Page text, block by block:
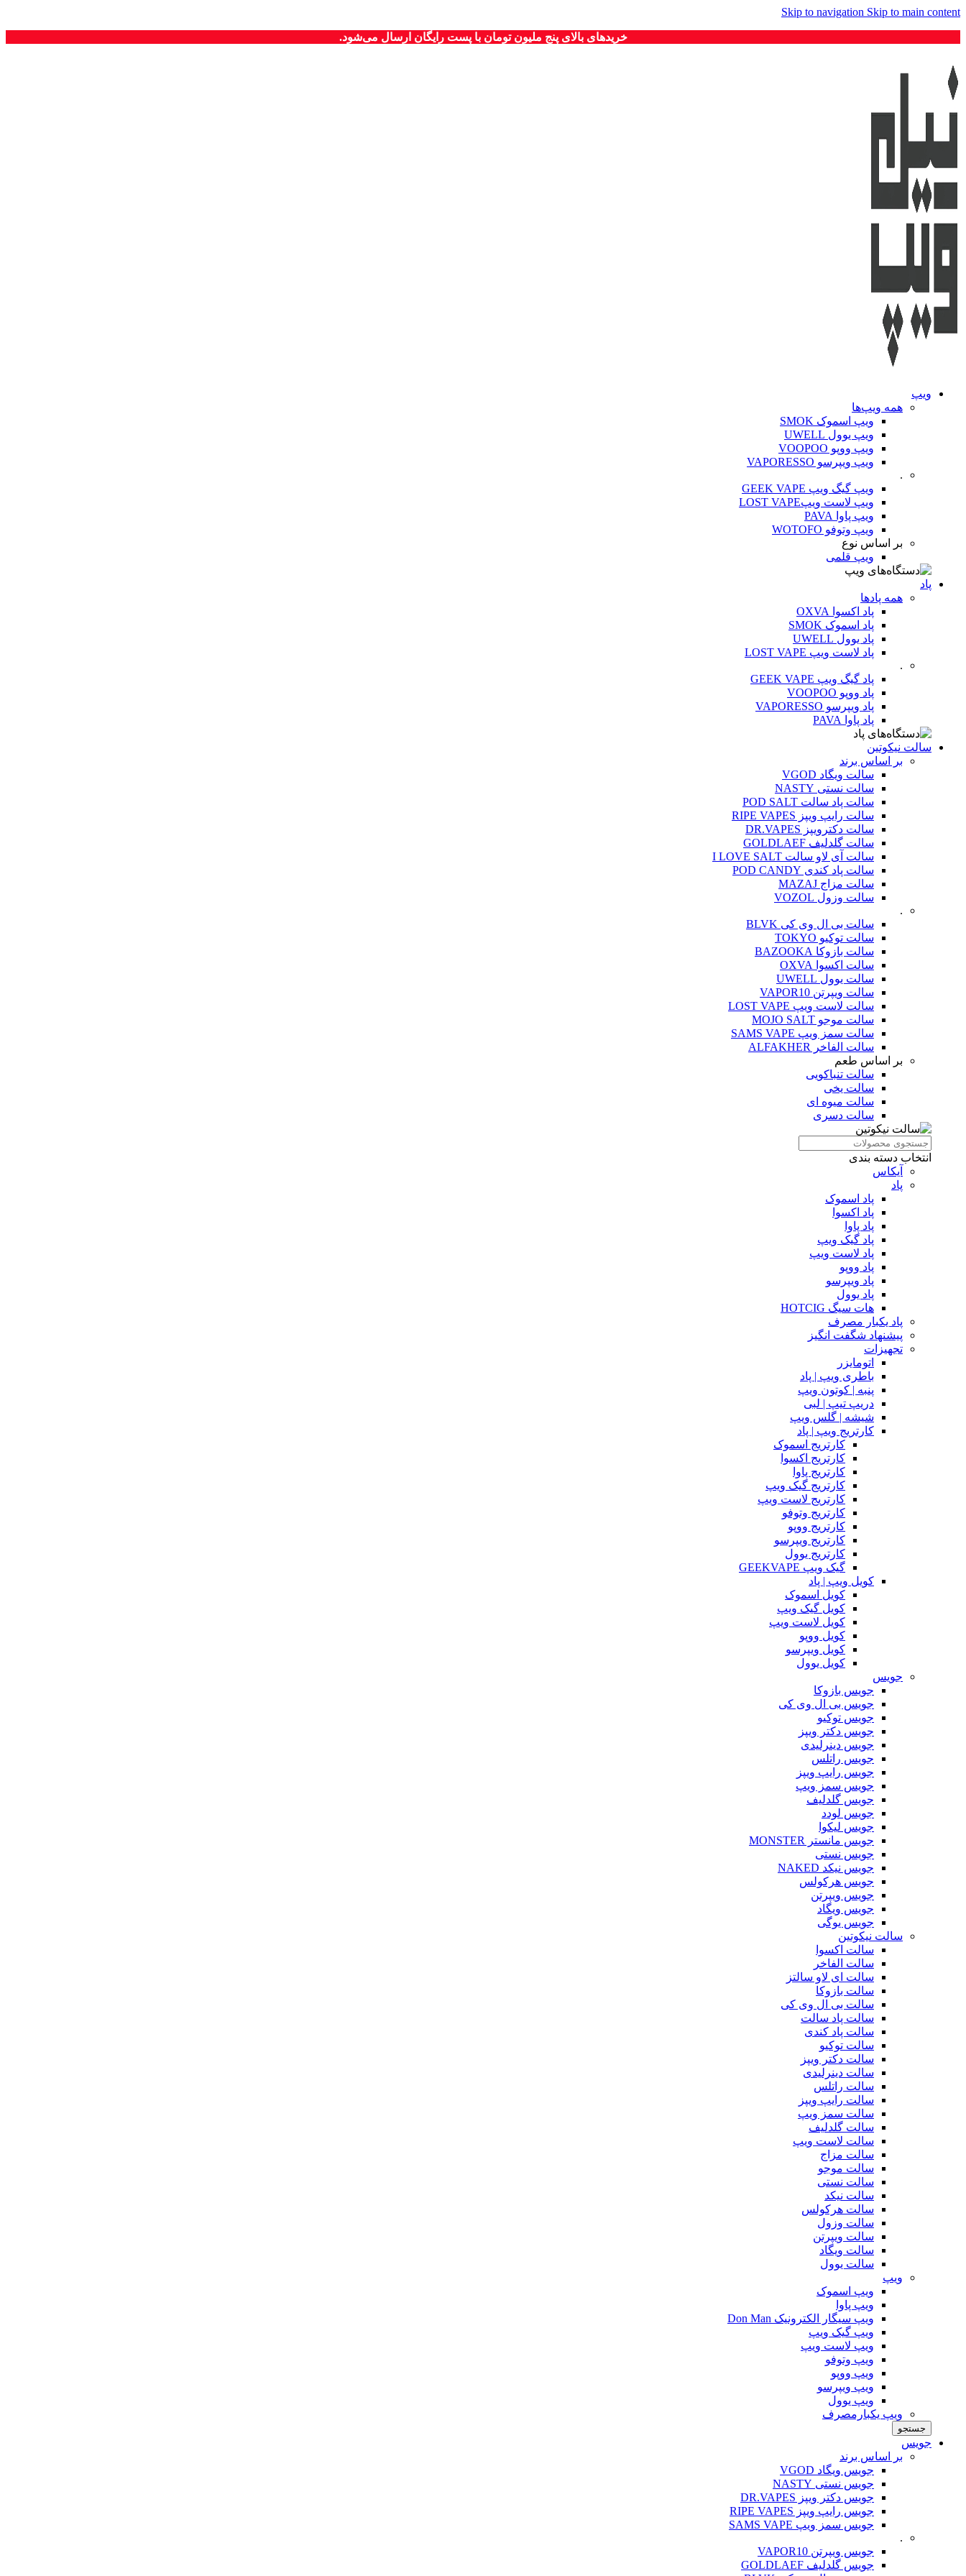
Skip to navigation Skip to main content
خریدهای بالای پنج ملیون تومان با پست رایگان ارسال می‌شود.
ویپ‌
همه ویپ‌ها
ویپ اسموک SMOK
ویپ یوول UWELL
ویپ ووپو VOOPOO
ویپ ویپرسو VAPORESSO
.
ویپ گیگ ویپ GEEK VAPE
ویپ لاست ویپLOST VAPE
ویپ پاوا PAVA
ویپ وتوفو WOTOFO
بر اساس نوع
ویپ قلمی
پاد
همه پادها
پاد اکسوا OXVA
پاد اسموک SMOK
پاد یوول UWELL
پاد لاست ویپ LOST VAPE
.
پاد گیگ ویپ GEEK VAPE
پاد ووپو VOOPOO
پاد ویپرسو VAPORESSO
پاد پاوا PAVA
سالت نیکوتین
بر اساس برند
سالت ویگاد VGOD
سالت نستی NASTY
سالت پاد سالت POD SALT
سالت رایپ ویپز RIPE VAPES
سالت دکترویپز DR.VAPES
سالت گلدلیف GOLDLAEF
سالت آی لاو سالت I LOVE SALT
سالت پاد کندی POD CANDY
سالت مزاج MAZAJ
سالت وزول VOZOL
.
سالت بی ال وی کی BLVK
سالت توکیو TOKYO
سالت بازوکا BAZOOKA
سالت اکسوا OXVA
سالت یوول UWELL
سالت ویپرتن VAPOR10
سالت لاست ویپ LOST VAPE
سالت موجو MOJO SALT
سالت سمز ویپ SAMS VAPE
سالت الفاخر ALFAKHER
بر اساس طعم
سالت تنباکویی
سالت یخی
سالت میوه ای
سالت دسری
انتخاب دسته بندی
آیکاس
پاد
پاد اسموک
پاد اکسوا
پاد پاوا
پاد گیک ویپ
پاد لاست ویپ
پاد ووپو
پاد ویپرسو
پاد یوول
هات سیگ HOTCIG
پاد یکبار مصرف
پیشنهاد شگفت انگیز
تجهیزات
اتومایزر
باطری ویپ | پاد
پنبه | کوتون ویپ
دریپ تیپ | لبی
شیشه | گلس ویپ
کارتریج ویپ | پاد
کارتریج اسموک
کارتریج اکسوا
کارتریج پاوا
کارتریج گیک ویپ
کارتریج لاست ویپ
کارتریج وتوفو
کارتریج ووپو
کارتریج ویپرسو
کارتریج یوول
گیک ویپ GEEKVAPE
کویل ویپ | پاد
کویل اسموک
کویل گیک ویپ
کویل لاست ویپ
کویل ووپو
کویل ویپرسو
کویل یوول
جویس‌
جویس بازوکا
جویس بی ال وی کی
جویس توکیو
جویس دکتر ویپز
جویس دینرلیدی
جویس راتلس
جویس رایپ ویپز
جویس سمز ویپ
جویس گلدلیف
جویس لودد
جویس لیکوا
جویس مانستر MONSTER
جویس نستی
جویس نیکد NAKED
جویس هرکولس
جویس ویپرتن
جویس ویگاد
جویس یوگی
سالت نیکوتین
سالت اکسوا
سالت الفاخر
سالت ای لاو سالتز
سالت بازوکا
سالت بی ال وی کی
سالت پاد سالت
سالت پاد کندی
سالت توکیو
سالت دکتر ویپز
سالت دینرلیدی
سالت راتلس
سالت رایپ ویپز
سالت سمز ویپ
سالت گلدلیف
سالت لاست ویپ
سالت مزاج
سالت موجو
سالت نستی
سالت نیکد
سالت هرکولس
سالت وزول
سالت ویپرتن
سالت ویگاد
سالت یوول
ویپ‌
ویپ اسموک
ویپ پاوا
ویپ سیگار الکترونیک Don Man
ویپ گیک ویپ
ویپ لاست ویپ
ویپ وتوفو
ویپ ووپو
ویپ ویپرسو
ویپ یوول
ویپ یکبارمصرف
جستجو
جویس‌
بر اساس برند
جویس ویگاد VGOD
جویس نستی NASTY
جویس دکتر ویپز DR.VAPES
جویس رایپ ویپز RIPE VAPES
جویس سمز ویپ SAMS VAPE
.
جویس ویپرتن VAPOR10
جویس گلدلیف GOLDLAEF